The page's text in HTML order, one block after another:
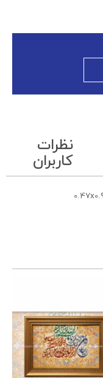
نظرات
کاربران